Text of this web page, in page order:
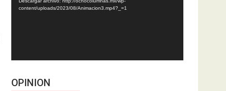
content/uploads/2023/08/Animacion3.mp4?_=1
OPINION